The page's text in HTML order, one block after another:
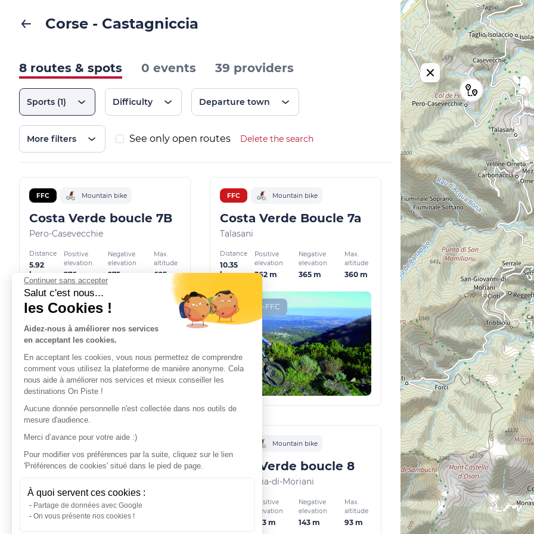
Corse - Castagniccia
8 routes & spots 0 events 39 providers
Sports (1) Difficulty Departure town
More filters See only open routes Delete the search
FFC Mountain bike
Costa Verde boucle 7B
Pero-Casevecchie
Distance
5.92
km
Positive
elevation
276 m
Negative
elevation
275 m
Max.
altitude
625 m
Site VTT-FFC
FFC Mountain bike
Costa Verde Boucle 7a
Talasani
Distance
10.35
km
Positive
elevation
362 m
Negative
elevation
365 m
Max.
altitude
360 m
Site VTT-FFC
Costa Verde Boucle 10
Distance
14.83
Positive
Negative
elevation
Mountain bike
Costa Verde boucle 8
Santa-Lucia-di-Moriani
Positive
elevation
143 m
Negative
elevation
143 m
Max.
altitude
93 m
Continuer sans accepter
Salut c'est nous...
les Cookies !
Aidez-nous à améliorer nos services
en acceptant les cookies.
En acceptant les cookies, vous nous permettez de comprendre
comment vous utilisez la plateforme de manière anonyme. Cela
nous aide à améliorer nos services et mieux conseiller les
destinations On Piste !
Aucune donnée personnelle n'est collectée dans nos outils de
mesure d'audience.
Merci d’avance pour votre aide :)
Pour modifier vos préférences par la suite, cliquez sur le lien
'Préférences de cookies' situé dans le pied de page.
À quoi servent ces cookies :
Partage de données avec Google
On vous présente nos cookies !